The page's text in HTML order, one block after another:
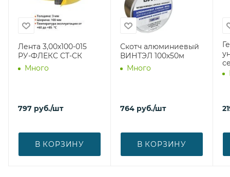
Лента 3,00х100-015
РУ-ФЛЕКС СТ-СК
Много
797 руб./шт
В КОРЗИНУ
Скотч алюминиевый
ВИНТЭЛ 100х50м
Много
764 руб./шт
В КОРЗИНУ